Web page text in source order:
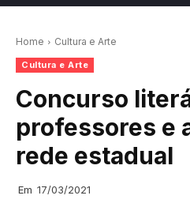
Home Cultura e Arte
Cultura e Arte
Concurso
professores e
rede estadual
Em 17/03/2021